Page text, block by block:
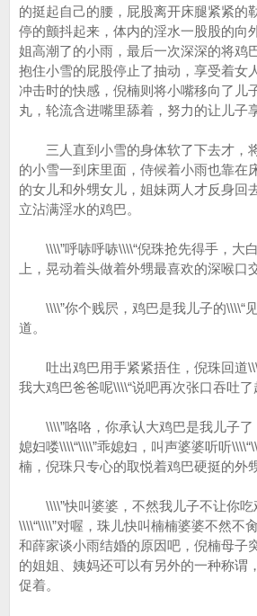
的挺起自己的腰，屁股离开床腿紧紧的
停的颤抖起来，体内的淫水一股股的向
姐高潮了的小雨，最后一次深深的将鸡
抱住小雪的屁股停止了抽动，享受着女
冲击时的快感，倪楠则将小嘴移向了儿
丸，轮流含进嘴里舔着，努力的让儿子
三人直到小雪的身体软了下去才，
的小雪一到床里面，侍候着小雨也靠在
的女儿和外甥女儿，姐妹两人才反身回
立沾满淫水的鸡巴。
\\\\”呼哧呼哧\\\\“倪珠抢先得手，大
上，晃动着头做着外甥最喜欢的深喉口
\\\\”你个贱屄，鸡巴是我儿子的\\\\“
道。
吐出鸡巴用手紧紧捂住，倪珠回道
我大鸡巴爸爸呢\\\\“说吧再次张口吞吐了
\\\\”咯咯，你承认大鸡巴是我儿子了
媳妇喽\\\\“\\\\”乖媳妇，叫声婆婆听听
楠，倪珠只专心的取悦着鸡巴硬挺的外甥
\\\\”快叫婆婆，不然我儿子不让你吃
\\\\“\\\\”对喔，珠儿快叫楠楠婆婆不然不
和薛家谈小雨结婚的原因吧，倪楠母子
的姐姐、姨妈还可以有另外的一种称谓
促着。